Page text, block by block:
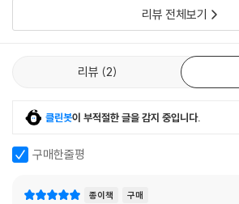
리뷰 전체보기
리뷰 2
클린봇이 부적절한 글을 감지 중입니다.
구매한줄평
종이책 구매